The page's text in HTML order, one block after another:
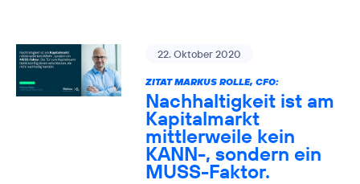
22. Oktober 2020
ZITAT MARKUS ROLLE, CFO:
Nachhaltigkeit ist am
Kapitalmarkt
mittlerweile kein
KANN-, sondern ein
MUSS-Faktor.